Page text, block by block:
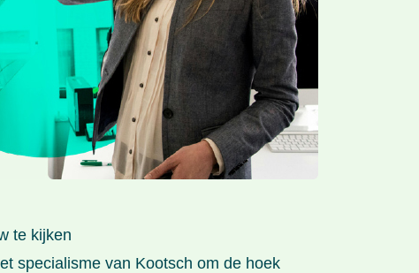
te kijken
specialisme van Kootsch om de hoek